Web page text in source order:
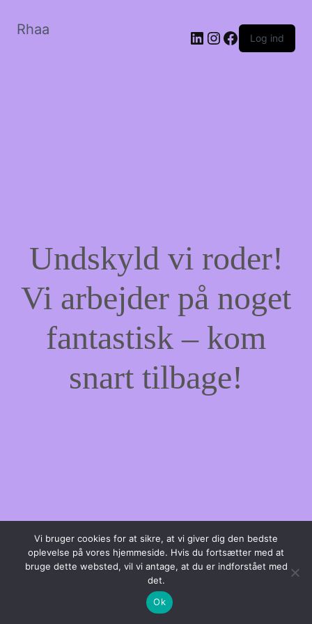
Rhaa LinkedIn
Instagram
Facebook
Log ind
Undskyld vi roder!
Vi arbejder på noget
fantastisk – kom
snart tilbage!
Vi bruger cookies for at sikre, at vi giver dig den bedste
oplevelse på vores hjemmeside. Hvis du fortsætter med at
bruge dette websted, vil vi antage, at du er indforstået med
det.
Ok